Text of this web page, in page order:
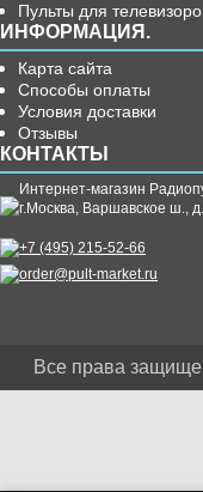
Пульты для
ИНФОРМАЦИЯ.
Карта сайта
Способы оплаты
Условия доставки
Отзывы
КОНТАКТЫ
Интернет-магазин
г.Москва, Варшавское ш.,
+7 (495) 215-52-66
order@pult-market.ru
Все права